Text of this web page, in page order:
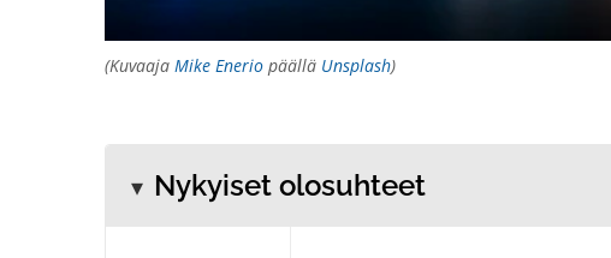
(Kuvaaja Mike Enerio päällä Unsplash)
Nykyiset olosuhteet